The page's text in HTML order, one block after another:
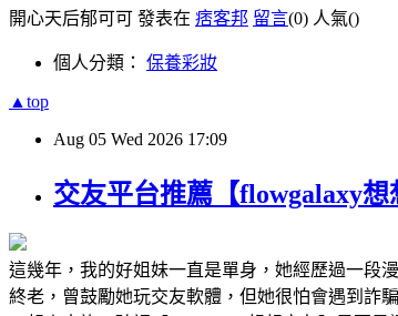
開心天后郁可可 發表在 痞客邦 留言(0) 人氣()
個人分類： 保養彩妝
▲top
Aug 05 Wed 2026 17:09
交友平台推薦【flowgalaxy
這幾年，我的好姐妹一直是單身，她經歷過一段
終老，曾鼓勵她玩交友軟體，但她很怕會遇到詐